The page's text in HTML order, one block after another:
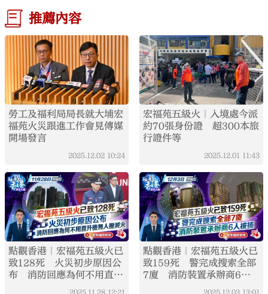
推薦內容
勞工及福利局局長就大埔宏
福苑火災跟進工作會見傳媒
開場發言
2025.12.02 10:24
宏福苑五級火｜入境處今派
約70張身份證 超300本旅
行證件等
2025.12.01 11:43
點觀香港｜宏福苑五級火已
致128死 火災初步原因公
布 消防回應為何不用直升
點觀香港｜宏福苑五級火已
致159死 警完成搜索全部
7廈 消防裝置承辦商6人